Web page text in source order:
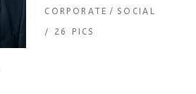
CORPORATE SOCIAL
26 PICS